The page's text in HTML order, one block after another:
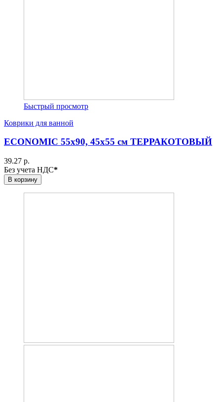
Быстрый просмотр
Коврики для ванной
ECONOMIC 55х90, 45х55 см ТЕРРАКОТОВЫЙ
39.27 р.
Без учета НДС*
В корзину